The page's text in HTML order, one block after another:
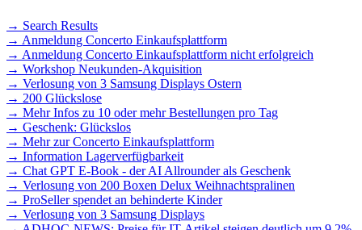
→ Search Results
→ Anmeldung Concerto Einkaufsplattform
→ Anmeldung Concerto Einkaufsplattform nicht erfolgreich
→ Workshop Neukunden-Akquisition
→ Verlosung von 3 Samsung Displays Ostern
→ 200 Glückslose
→ Mehr Infos zu 10 oder mehr Bestellungen pro Tag
→ Geschenk: Glückslos
→ Mehr zur Concerto Einkaufsplattform
→ Information Lagerverfügbarkeit
→ Chat GPT E-Book - der AI Allrounder als Geschenk
→ Verlosung von 200 Boxen Delux Weihnachtspralinen
→ ProSeller spendet an behinderte Kinder
→ Verlosung von 3 Samsung Displays